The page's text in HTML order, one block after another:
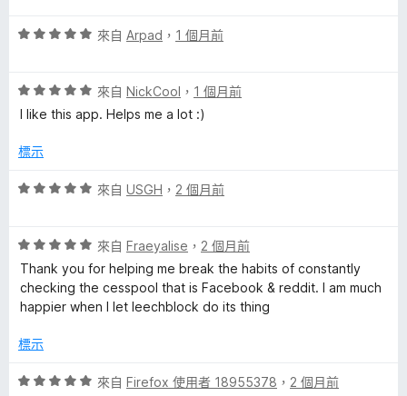
分
分
分
5
評
分
，
分
分
來自 Arpad ， 1 個月前
評
價
分
滿
分
來自 NickCool ， 1 個月前
I like this app. Helps me a lot :)
標示
評
分
，
滿
分
分
來自 USGH ， 2 個月前
評
價
5
分
滿
5
來自 Fraeyalise ， 2 個月前
Thank you for helping me break the habits of constantly
checking the cesspool that is Facebook & reddit. I am much
happier when I let leechblock do its thing
標示
評
來自 Firefox 使用者 18955378 ， 2 個月前